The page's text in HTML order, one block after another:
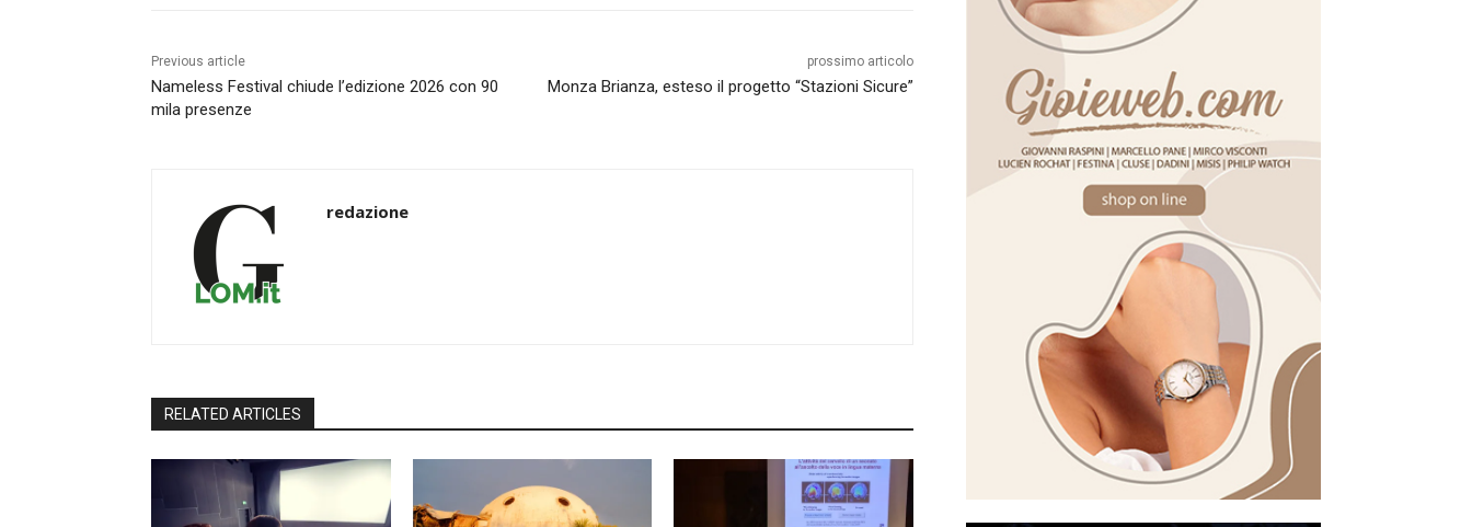
Previous article
Nameless Festival chiude l’edizione 2026 con 90
mila presenze
prossimo articolo
Monza Brianza, esteso il progetto “Stazioni Sicure”
redazione
RELATED ARTICLES